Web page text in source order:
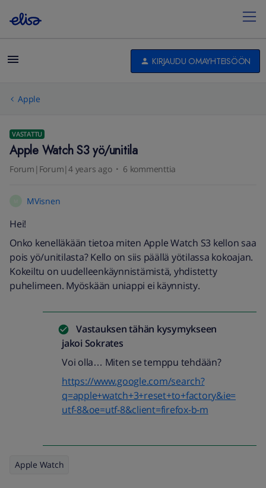
KIRJAUDU OMAYHTEISÖÖN
Apple
VASTATTU
Apple Watch S3 yö/unitila
Forum|Forum|4 years ago 6 kommenttia
MVisnen
Hei!
Onko kenelläkään tietoa miten Apple Watch S3 kellon saa
pois yö/unitilasta? Kello on siis päällä yötilassa kokoajan.
Kokeiltu on uudelleenkäynnistämistä, yhdistetty
puhelimeen. Myöskään uniappi ei käynnisty.
Vastauksen tähän kysymykseen
jakoi Sokrates
Voi olla… Miten se temppu tehdään?
https://www.google.com/search?
q=apple+watch+3+reset+to+factory&ie=
utf-8&oe=utf-8&client=firefox-b-m
Apple Watch